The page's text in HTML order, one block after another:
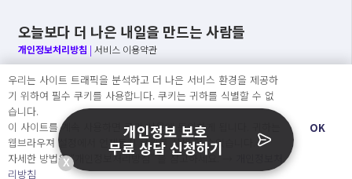
오늘보다 더 나은 내일을 만드는 사람들
개인정보처리방침 | 서비스 이용약관
○ 개인정보보호 컴플라이언스를 선도하겠습니다.
○ 정보주체의 권리를 보장하겠습니다.
○ 기업의 개인정보보호를 위한 효율적 관리를 보장하겠습니다.
Copyright Ⓒ
우리는 사이트 트래픽을 분석하고 더 나은 서비스 환경을 제공하
기 위하여 필수 쿠키를 사용합니다. 쿠키는 귀하를 식별할 수 없
습니다.
이 사이트를 계속 사용하면 쿠키 사용에 동의하게 됩니다. 귀하는
웹브라우져 설정에서 언제든지 쿠키를 삭제 할 수있습니다.
자세한 방법은 “개인정보처리방침” 을 참고하세요. →
리방침
OK
X
개인정보 보호
무료 상담 신청하기